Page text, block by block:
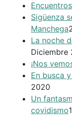
Sigüenza
Manchega
La noche
Diciembre
¡Nos
En busca
2020
Un
covidismo